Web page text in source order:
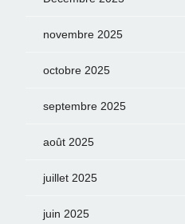
novembre 2025
octobre 2025
septembre 2025
août 2025
juillet 2025
juin 2025